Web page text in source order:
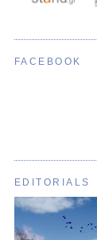
FACEBOOK
EDITORIALS